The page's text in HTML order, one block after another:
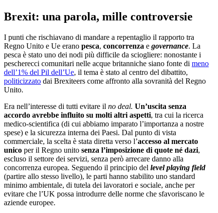
Brexit: una parola, mille controversie
I punti che rischiavano di mandare a repentaglio il rapporto tra
Regno Unito e Ue erano pesca, concorrenza e governance. La
pesca è stato uno dei nodi più difficile da sciogliere: nonostante i
pescherecci comunitari nelle acque britanniche siano fonte di meno
dell’1% del Pil dell’Ue, il tema è stato al centro del dibattito,
politicizzato dai Brexiteers come affronto alla sovranità del Regno
Unito.
Era nell’interesse di tutti evitare il no deal. Un’uscita senza
accordo avrebbe influito su molti altri aspetti, tra cui la ricerca
medico-scientifica (di cui abbiamo imparato l’importanza a nostre
spese) e la sicurezza interna dei Paesi. Dal punto di vista
commerciale, la scelta è stata diretta verso l’accesso al mercato
unico per il Regno unito senza l’imposizione di quote né dazi,
escluso il settore dei servizi, senza però arrecare danno alla
concorrenza europea. Seguendo il principio del level playing field
(partire allo stesso livello), le parti hanno stabilito uno standard
minimo ambientale, di tutela dei lavoratori e sociale, anche per
evitare che l’UK possa introdurre delle norme che sfavoriscano le
aziende europee.